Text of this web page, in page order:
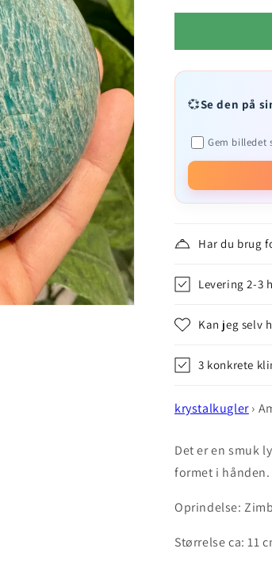
💞Se den på
Gem billedet
Har du brug
Levering 2-3
Kan jeg selv
3 konkrete
krystalkugler›
Det er en smuk
formet i hånden.
Oprindelse:
Størrelse ca: 11